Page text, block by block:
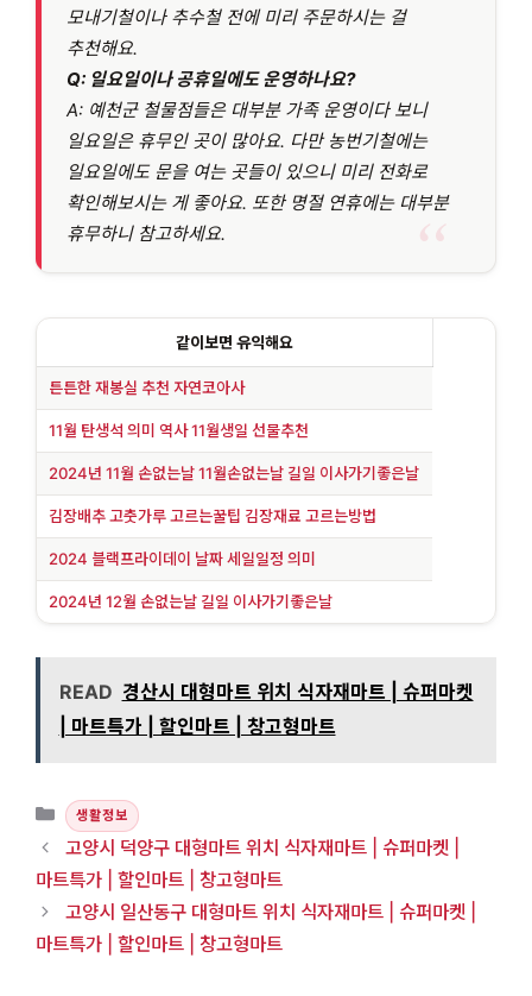
모내기철이나 추수철 전에 미리 주문하시는 걸
추천해요.
Q: 일요일이나 공휴일에도 운영하나요?
A: 예천군 철물점들은 대부분 가족 운영이다 보니
일요일은 휴무인 곳이 많아요. 다만 농번기철에는
일요일에도 문을 여는 곳들이 있으니 미리 전화로
확인해보시는 게 좋아요. 또한 명절 연휴에는 대부분
휴무하니 참고하세요.
같이보면 유익해요
튼튼한 재봉실 추천 자연코아사
11월 탄생석 의미 역사 11월생일 선물추천
2024년 11월 손없는날 11월손없는날 길일 이사가기좋은날
김장배추 고춧가루 고르는꿀팁 김장재료 고르는방법
2024 블랙프라이데이 날짜 세일일정 의미
2024년 12월 손없는날 길일 이사가기좋은날
READ 경산시 대형마트 위치 식자재마트 | 슈퍼마켓
| 마트특가 | 할인마트 | 창고형마트
카테고리
생활정보
고양시 덕양구 대형마트 위치 식자재마트 | 슈퍼마켓 |
마트특가 | 할인마트 | 창고형마트
고양시 일산동구 대형마트 위치 식자재마트 | 슈퍼마켓 |
마트특가 | 할인마트 | 창고형마트